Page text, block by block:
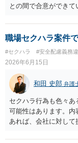
わない場合には、給
難易度によって変わ
いますので、依頼する
との間で合意ができ
は口頭でも成立しま
拠がない限り立証が
ます。 ②未払給与に
払われていない場合は
す。 ③休日・時間外
を示す証拠があるか
ハラ・セクハラに関し
れますので、録音デ
かと存じます。 ⑤退職
きっぱりと断ればよく
雇無効を争うなどの
すが、まずは、資料
職場セクハラ案件
#セクハラ #安全配慮義務
2026年6月15日
和田 史郎 弁護
セクハラ行為も色々
可能性はあります。
あれば、会社に対し